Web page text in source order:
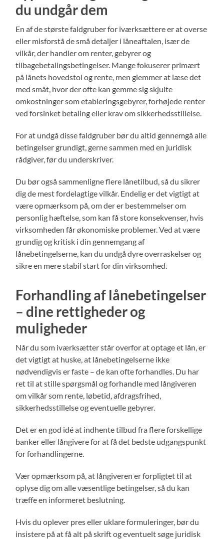
du undgår dem
En af de største faldgruber for iværksættere er at overse
eller misforstå de små detaljer i låneaftalen, især de
vilkår, der handler om renter, gebyrer og
tilbagebetalingsbetingelser. Mange fokuserer primært
på lånets hovedstol og rente, men glemmer at læse det
med småt, hvor der ofte kan gemme sig skjulte
omkostninger som etableringsgebyrer, forhøjede renter
ved forsinket betaling eller krav om sikkerhedsstillelse.
For at undgå disse faldgruber bør du altid gennemgå alle
betingelser grundigt, gerne sammen med en juridisk
rådgiver, før du underskriver.
Du bør også sammenligne flere lånetilbud, så du sikrer
dig de mest fordelagtige vilkår. Endelig er det vigtigt at
være opmærksom på, om der er bestemmelser om
personlig hæftelse, som kan få store konsekvenser, hvis
virksomheden får økonomiske problemer. Ved at være
grundig og kritisk i din gennemgang af
lånebetingelserne, kan du undgå dyre overraskelser og
sikre en mere stabil start for din virksomhed.
Forhandling af lånebetingelser
– dine rettigheder og
muligheder
Når du som iværksætter står overfor at optage et lån, er
det vigtigt at huske, at lånebetingelserne ikke
nødvendigvis er faste – de kan ofte forhandles. Du har
ret til at stille spørgsmål og forhandle med långiveren
om vilkår som rente, løbetid, afdragsfrihed,
sikkerhedsstillelse og eventuelle gebyrer.
Det er en god idé at indhente tilbud fra flere forskellige
banker eller långivere for at få det bedste udgangspunkt
for forhandlingerne.
Vær opmærksom på, at långiveren er forpligtet til at
oplyse dig om alle væsentlige betingelser, så du kan
træffe en informeret beslutning.
Hvis du oplever pres eller uklare formuleringer, bør du
insistere på at få alt på skrift og eventuelt søge juridisk